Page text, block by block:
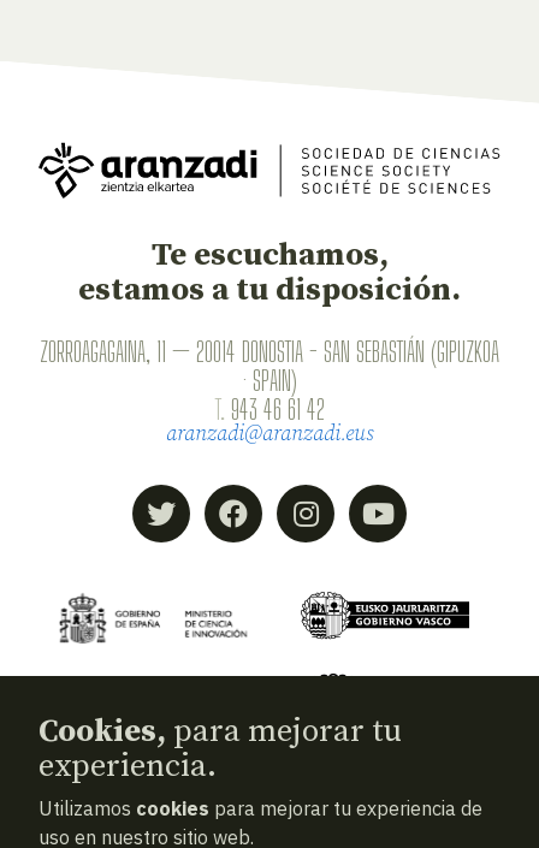
Te escuchamos,
estamos a tu disposición.
ZORROAGAGAINA, 11 — 20014 DONOSTIA - SAN SEBASTIÁN (GIPUZKOA
· SPAIN)
T. 943 46 61 42
aranzadi@aranzadi.eus
© 2026Aranzadi — Zientzia elkartea
Cookies, para mejorar tu
experiencia.
Utilizamos cookies para mejorar tu experiencia de
uso en nuestro sitio web.